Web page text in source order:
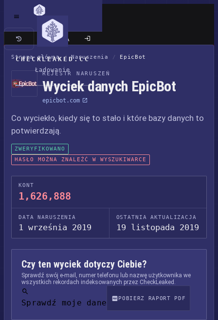
CHECKLEAKED.CC
Ładowanie
Klasyczna wersja
Strona główna / Naruszenia / EpicBot
REJESTR NARUSZEŃ
Wyciek danych EpicBot
epicbot.com
Co wyciekło, kiedy się to stało i które bazy danych to
potwierdzają.
ZWERYFIKOWANO
HASŁO MOŻNA ZNALEŹĆ W WYSZUKIWARCE
KONT
1,626,888
DATA NARUSZENIA
1 września 2019
OSTATNIA AKTUALIZACJA
19 listopada 2019
Czy ten wyciek dotyczy Ciebie?
Sprawdź swój e-mail, numer telefonu lub nazwę użytkownika we
wszystkich rekordach indeksowanych przez CheckLeaked.
Sprawdź moje dane POBIERZ RAPORT PDF